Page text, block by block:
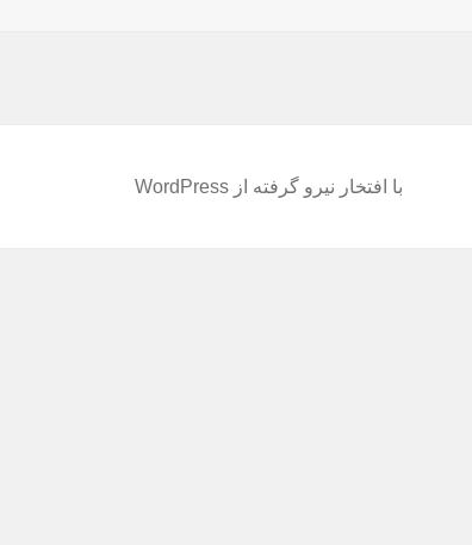
با افتخار نیرو گرفته از WordPress